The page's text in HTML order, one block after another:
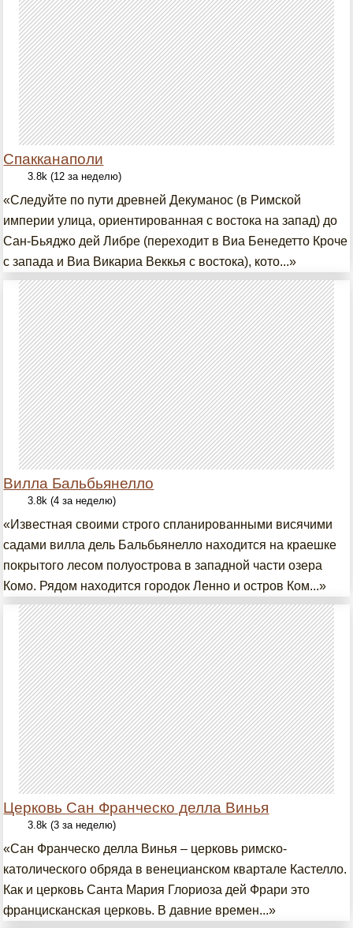
Спакканаполи
3.8k (12 за неделю)
«Следуйте по пути древней Декуманос (в Римской
империи улица, ориентированная с востока на запад) до
Сан-Бьяджо дей Либре (переходит в Виа Бенедетто Кроче
с запада и Виа Викариа Веккья с востока), кото...»
Вилла Бальбьянелло
3.8k (4 за неделю)
«Известная своими строго спланированными висячими
садами вилла дель Бальбьянелло находится на краешке
покрытого лесом полуострова в западной части озера
Комо. Рядом находится городок Ленно и остров Ком...»
Церковь Сан Франческо делла Винья
3.8k (3 за неделю)
«Сан Франческо делла Винья – церковь римско-
католического обряда в венецианском квартале Кастелло.
Как и церковь Санта Мария Глориоза дей Фрари это
францисканская церковь. В давние времен...»